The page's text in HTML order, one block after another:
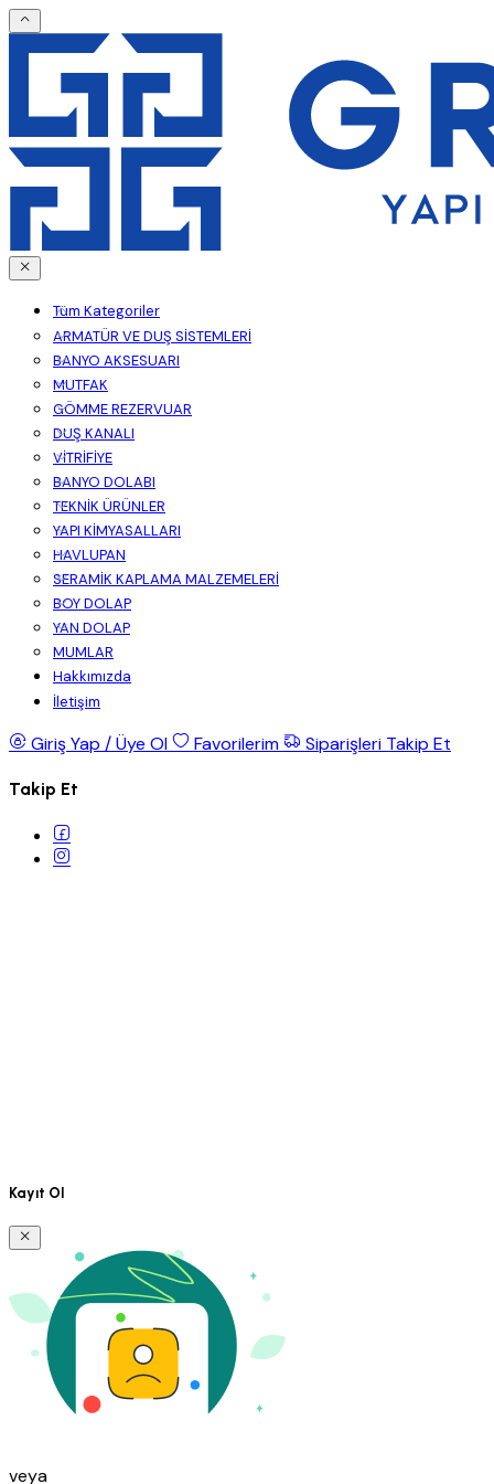
Tüm Kategoriler
ARMATÜR VE DUŞ SİSTEMLERİ
BANYO AKSESUARI
MUTFAK
GÖMME REZERVUAR
DUŞ KANALI
VİTRİFİYE
BANYO DOLABI
TEKNİK ÜRÜNLER
YAPI KİMYASALLARI
HAVLUPAN
SERAMİK KAPLAMA MALZEMELERİ
BOY DOLAP
YAN DOLAP
MUMLAR
Hakkımızda
İletişim
Giriş Yap / Üye Ol Favorilerim Siparişleri Takip Et
Takip Et
Kayıt Ol
veya